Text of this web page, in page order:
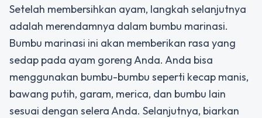
Setelah membersihkan ayam, langkah selanjutnya
adalah merendamnya dalam bumbu marinasi.
Bumbu marinasi ini akan memberikan rasa yang
sedap pada ayam goreng Anda. Anda bisa
menggunakan bumbu-bumbu seperti kecap manis,
bawang putih, garam, merica, dan bumbu lain
sesuai dengan selera Anda. Selanjutnya, biarkan